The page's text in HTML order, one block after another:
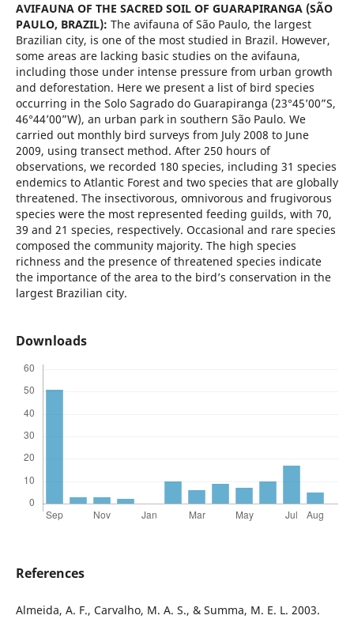
AVIFAUNA OF THE SACRED SOIL OF GUARAPIRANGA (SÃO
PAULO, BRAZIL): The avifauna of São Paulo, the largest
Brazilian city, is one of the most studied in Brazil. However,
some areas are lacking basic studies on the avifauna,
including those under intense pressure from urban growth
and deforestation. Here we present a list of bird species
occurring in the Solo Sagrado do Guarapiranga (23°45’00”S,
46°44’00”W), an urban park in southern São Paulo. We
carried out monthly bird surveys from July 2008 to June
2009, using transect method. After 250 hours of
observations, we recorded 180 species, including 31 species
endemics to Atlantic Forest and two species that are globally
threatened. The insectivorous, omnivorous and frugivorous
species were the most represented feeding guilds, with 70,
39 and 21 species, respectively. Occasional and rare species
composed the community majority. The high species
richness and the presence of threatened species indicate
the importance of the area to the bird’s conservation in the
largest Brazilian city.
Downloads
References
Almeida, A. F., Carvalho, M. A. S., & Summa, M. E. L. 2003.